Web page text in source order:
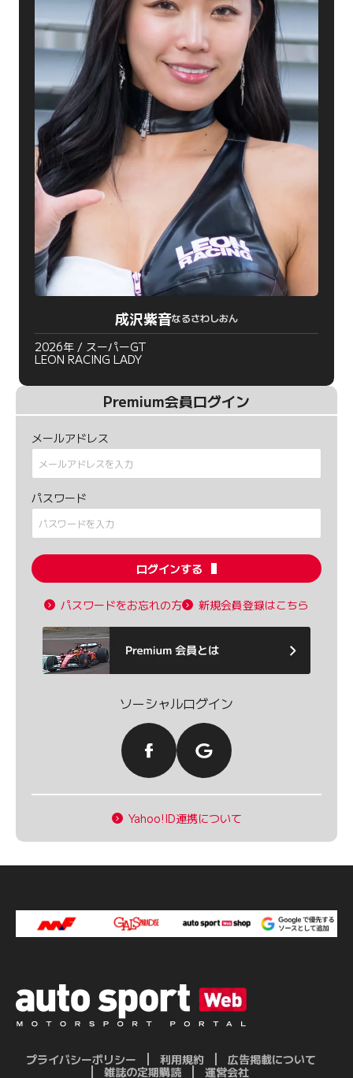
成沢紫音なるさわしおん
2026年 / スーパーGT
LEON RACING LADY
Premium会員ログイン
メールアドレス
パスワード
ログインする
パスワードをお忘れの方 新規会員登録はこちら
ソーシャルログイン
Yahoo!ID連携について
プライバシーポリシー 利用規約
広告掲載について
雑誌の定期購読
運営会社